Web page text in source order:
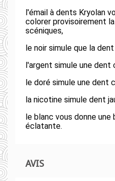
l'émail à dents Kryolan
colorer provisoirement
scéniques,
le noir simule que la
l'argent simule une dent
le doré simule une dent
la nicotine simule dent
le blanc vous donne
éclatante.
AVIS